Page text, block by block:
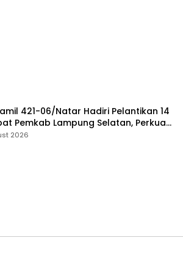
421-06/Natar Hadiri Pelantikan 14
Pemkab Lampung Selatan, Perkuat
TNI dan Pemerintah Daerah
2026